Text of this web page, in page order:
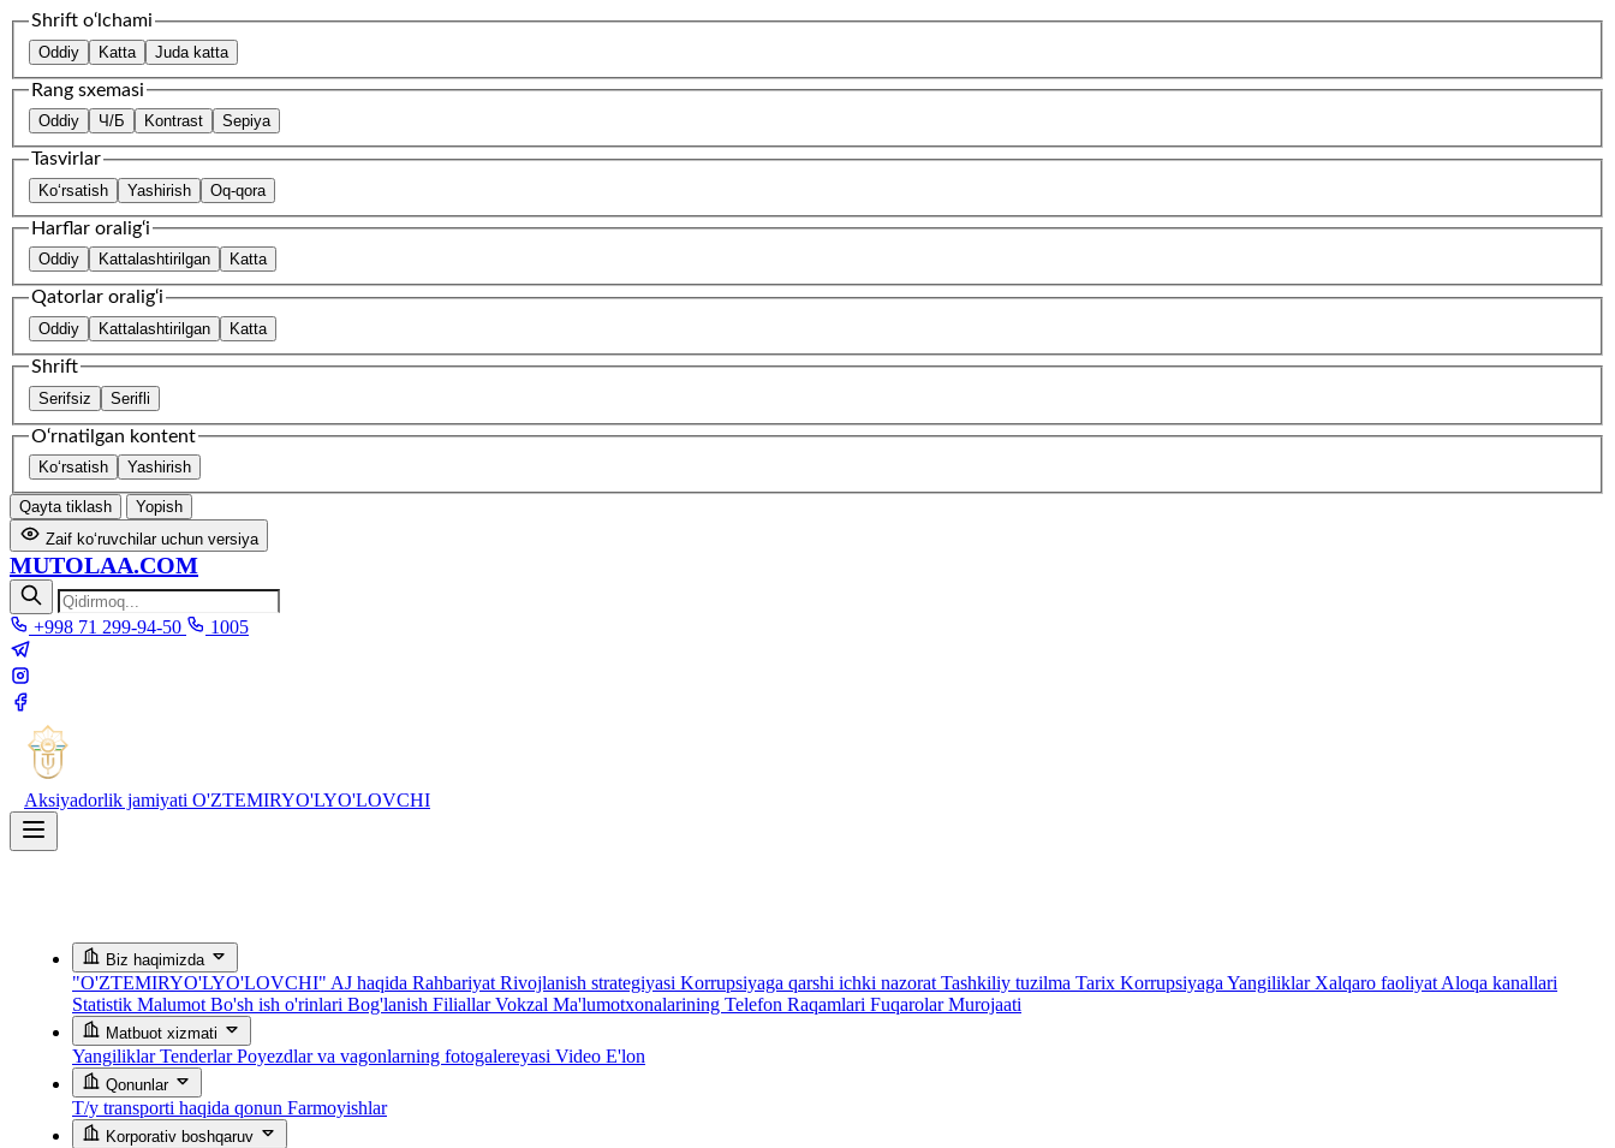
Shrift o‘lchami
Oddiy Katta Juda katta
Rang sxemasi
Oddiy Ч/Б Kontrast Sepiya
Tasvirlar
Ko‘rsatish Yashirish Oq-qora
Harflar oralig‘i
Oddiy Kattalashtirilgan Katta
Qatorlar oralig‘i
Oddiy Kattalashtirilgan Katta
Shrift
Serifsiz Serifli
O‘rnatilgan kontent
Ko‘rsatish Yashirish
Qayta tiklash
Yopish
Zaif ko‘ruvchilar uchun versiya
MUTOLAA.COM
+998 71 299-94-50 1005
Aksiyadorlik jamiyati O'ZTEMIRYO'LYO'LOVCHI
Biz haqimizda
"O'ZTEMIRYO'LYO'LOVCHI" AJ haqida Rahbariyat Rivojlanish strategiyasi Korrupsiyaga qarshi ichki nazorat Tashkiliy tuzilma Tarix Korrupsiyaga Yangiliklar Xalqaro faoliyat Aloqa kanallari
Statistik Malumot Bo'sh ish o'rinlari Bog'lanish FiliallarVokzal Ma'lumotxonalarining Telefon Raqamlari Fuqarolar Murojaati
Matbuot xizmati
YangiliklarTenderlarPoyezdlar va vagonlarning fotogalereyasi Video E'lon
Qonunlar
T/y transporti haqida qonun Farmoyishlar
Korporativ boshqaruv